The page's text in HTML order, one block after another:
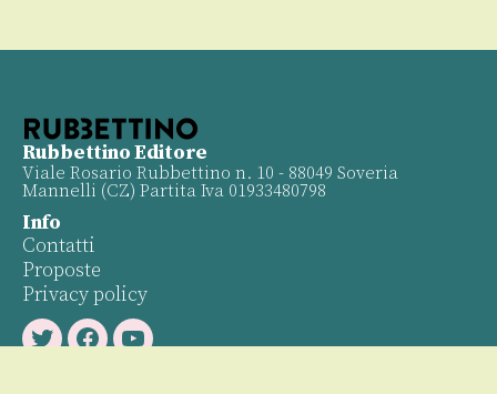
Rubbettino Editore
Viale Rosario Rubbettino n. 10 - 88049 Soveria
Mannelli (CZ) Partita Iva 01933480798
Info
Contatti
Proposte
Privacy policy
TwitterFacebookYoutube